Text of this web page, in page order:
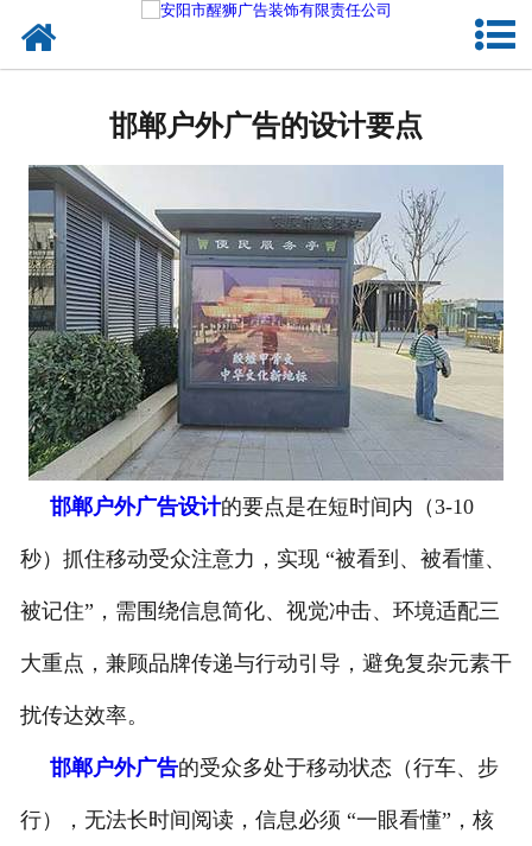
服务项目
成功案例
新闻资讯
企业文化
联系我们
邯郸户外广告的设计要点
邯郸户外广告设计的要点是在短时间内（3-10
秒）抓住移动受众注意力，实现 “被看到、被看懂、
被记住”，需围绕信息简化、视觉冲击、环境适配三
大重点，兼顾品牌传递与行动引导，避免复杂元素干
扰传达效率。
邯郸户外广告的受众多处于移动状态（行车、步
行），无法长时间阅读，信息必须 “一眼看懂”，核